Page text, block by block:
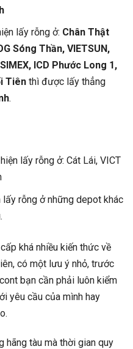
lấy rỗng ở: Chân Thật
Sóng Thần, VIETSUN,
ICD Phước Long 1,
Tiênthì được lấy thẳng
.
lấy rỗng ở: Cát Lái, VICT
lấy rỗng ở những depot khác
khá nhiều kiến thức về
có một lưu ý nhỏ, trước
bạn cần phải luôn kiểm
yêu cầu của mình hay
hãng tàu mà thời gian quy